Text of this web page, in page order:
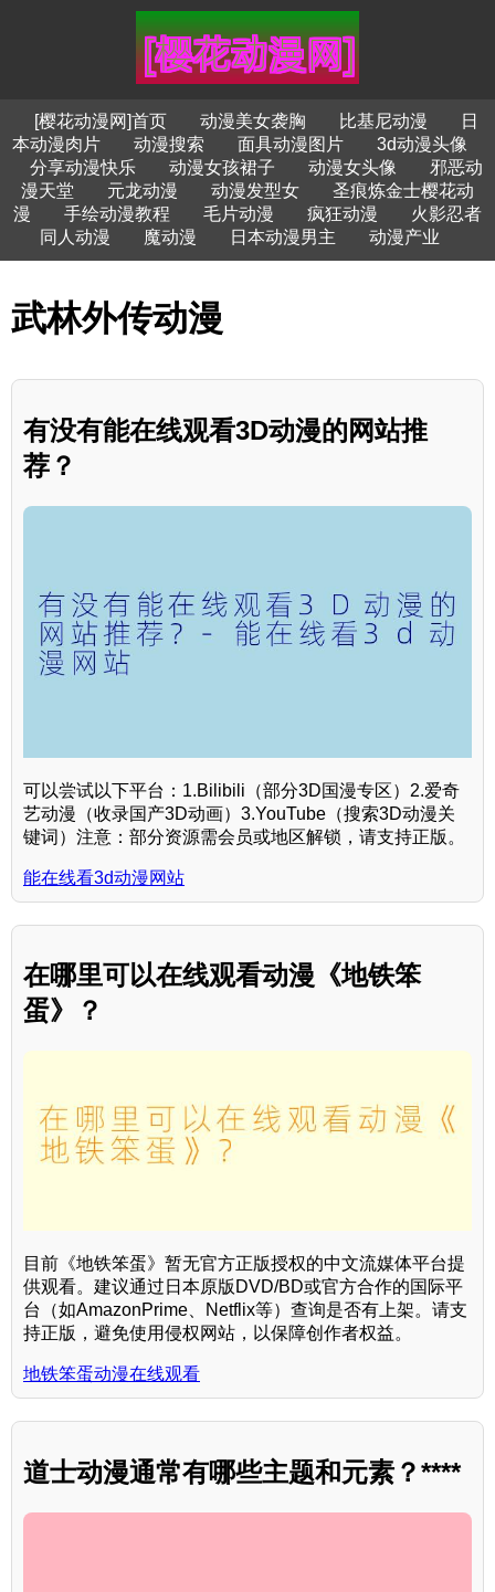
[樱花动漫网]首页 动漫美女袭胸 比基尼动漫
日
本动漫肉片
动漫搜索 面具动漫图片
3d动漫头像
分享动漫快乐
动漫女孩裙子 动漫女头像
邪恶动
漫天堂
元龙动漫 动漫发型女
圣痕炼金士樱花动
漫
手绘动漫教程 毛片动漫 疯狂动漫
火影忍者
同人动漫
魔动漫 日本动漫男主 动漫产业
武林外传动漫
有没有能在线观看3D动漫的网站推
荐？
可以尝试以下平台：1.Bilibili（部分3D国漫专区）2.爱奇
艺动漫（收录国产3D动画）3.YouTube（搜索3D动漫关
键词）注意：部分资源需会员或地区解锁，请支持正版。
能在线看3d动漫网站
在哪里可以在线观看动漫《地铁笨
蛋》？
目前《地铁笨蛋》暂无官方正版授权的中文流媒体平台提
供观看。建议通过日本原版DVD/BD或官方合作的国际平
台（如AmazonPrime、Netflix等）查询是否有上架。请支
持正版，避免使用侵权网站，以保障创作者权益。
地铁笨蛋动漫在线观看
道士动漫通常有哪些主题和元素？****